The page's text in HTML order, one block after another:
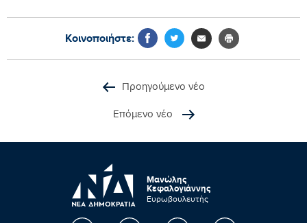
Κοινοποιήστε:
Προηγούμενο νέο
Επόμενο νέο
Μανώλης
Κεφαλογιάννης
Ευρωβουλευτής